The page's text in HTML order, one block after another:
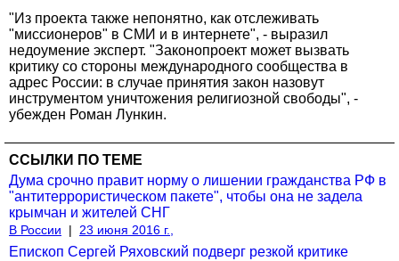
"Из проекта также непонятно, как отслеживать
"миссионеров" в СМИ и в интернете", - выразил
недоумение эксперт. "Законопроект может вызвать
критику со стороны международного сообщества в
адрес России: в случае принятия закон назовут
инструментом уничтожения религиозной свободы", -
убежден Роман Лункин.
ССЫЛКИ ПО ТЕМЕ
Дума срочно правит норму о лишении гражданства РФ в
"антитеррористическом пакете", чтобы она не задела
крымчан и жителей СНГ
В России | 23 июня 2016 г.,
Епископ Сергей Ряховский подверг резкой критике